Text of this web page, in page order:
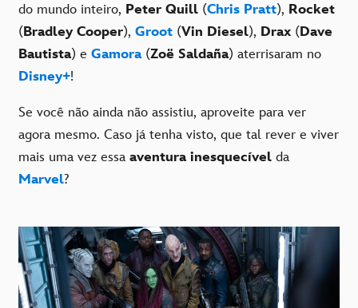
do mundo inteiro, Peter Quill (Chris Pratt), Rocket
(Bradley Cooper), Groot (Vin Diesel), Drax (Dave
Bautista) e Gamora(Zoë Saldaña) aterrisaram no
Disney+!
Se você não ainda não assistiu, aproveite para ver
agora mesmo. Caso já tenha visto, que tal rever e viver
mais uma vez essa aventura inesquecível da
Marvel?